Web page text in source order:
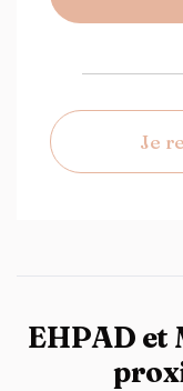
Je
EHPAD et